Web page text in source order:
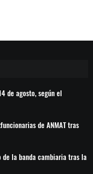
de agosto, según el
de ANMAT tras
la banda cambiaria tras la